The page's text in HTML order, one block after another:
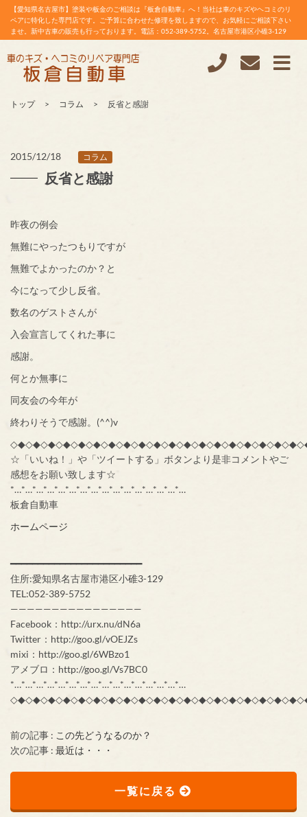
【愛知県名古屋市】塗装や板金のご相談は『板倉自動車』へ！当社は車のキズやヘコミのリ
ペアに特化した専門店です。ご予算に合わせた修理を致しますので、お気軽にご相談下さい
ませ。新中古車の販売も行っております。電話：052-389-5752。名古屋市港区小碓3-129
トップ コラム 反省と感謝
2015/12/18 コラム
反省と感謝
昨夜の例会
無難にやったつもりですが
無難でよかったのか？と
今になって少し反省。
数名のゲストさんが
入会宣言してくれた事に
感謝。
何とか無事に
同友会の今年が
終わりそうで感謝。(^^)v
☆「いいね！」や「ツイートする」ボタンより是非コメントやご
感想をお願い致します☆
*…*…*…*…*…*…*…*…*…*…*…*…*…*…*…*…
板倉自動車
ホームページ
━━━━━━━━━━━━━━━━━━━━━━━━
住所:愛知県名古屋市港区小碓3-129
TEL:052-389-5752
————————————————
Facebook：http://urx.nu/dN6a
Twitter：http://goo.gl/vOEJZs
mixi：http://goo.gl/6WBzo1
アメブロ：http://goo.gl/Vs7BC0
*…*…*…*…*…*…*…*…*…*…*…*…*…*…*…*…
前の記事 : この先どうなるのか？
次の記事 : 最近は・・・
一覧に戻る